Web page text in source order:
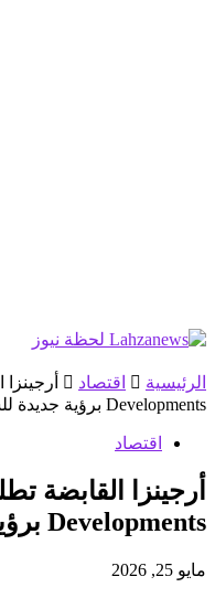
الرئيسية اقتصاد
Developments برؤية جديدة للسوق المصري
اقتصاد
Developments برؤية جديدة للسوق المصري
مايو 25, 2026